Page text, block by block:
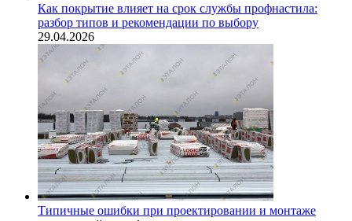
Как покрытие влияет на срок службы профнастила:
разбор типов и рекомендации по выбору
29.04.2026
Типичные ошибки при проектировании и монтаже